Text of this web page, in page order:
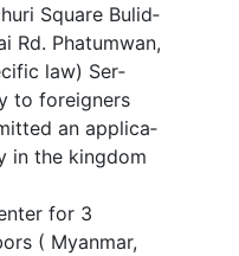
Square Bulid­
Rd. Pha­tumwan,
law) Ser­
to for­eign­ers
an appli­ca­
in the king­dom
for 3
( Myan­mar,